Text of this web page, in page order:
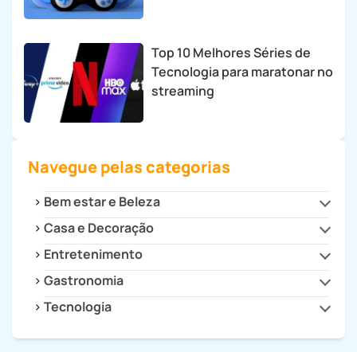
Top 10 Melhores Séries de
Tecnologia para maratonar no
streaming
Navegue pelas categorias
Bem estar e Beleza
Beleza e Estilo
Saúde
Casa e Decoração
Cozinha
Decoração
Dicas para Casa
Eletrodomésticos
Entretenimento
Cultura
Filmes e Séries
Games
Gastronomia
Drinks e Bebidas
Tecnologia